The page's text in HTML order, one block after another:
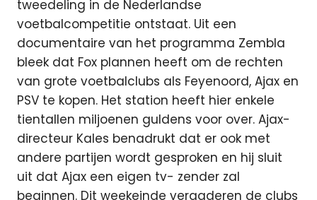
tweedeling in de Nederlandse
voetbalcompetitie ontstaat. Uit een
documentaire van het programma Zembla
bleek dat Fox plannen heeft om de rechten
van grote voetbalclubs als Feyenoord, Ajax en
PSV te kopen. Het station heeft hier enkele
tientallen miljoenen guldens voor over. Ajax-
directeur Kales benadrukt dat er ook met
andere partijen wordt gesproken en hij sluit
uit dat Ajax een eigen tv- zender zal
beginnen. Dit weekeinde vergaderen de clubs